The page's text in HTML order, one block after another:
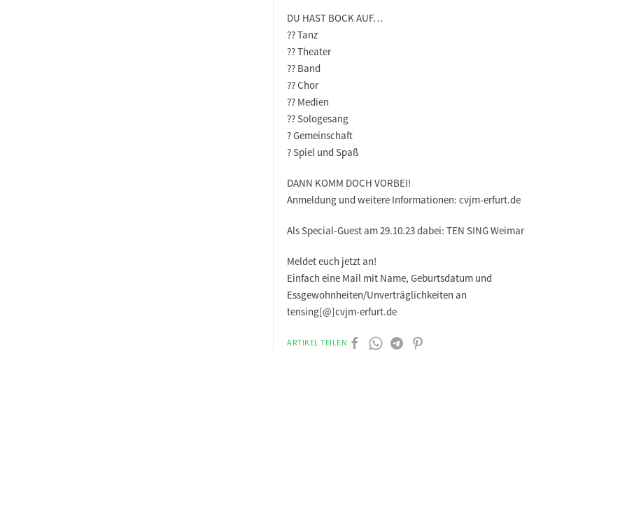
DU HAST BOCK AUF…
?? Tanz
?? Theater
?? Band
?? Chor
?? Medien
?? Sologesang
? Gemeinschaft
? Spiel und Spaß
DANN KOMM DOCH VORBEI!
Anmeldung und weitere Informationen: cvjm-erfurt.de
Als Special-Guest am 29.10.23 dabei: TEN SING Weimar
Meldet euch jetzt an!
Einfach eine Mail mit Name, Geburtsdatum und
Essgewohnheiten/Unverträglichkeiten an
tensing[@]cvjm-erfurt.de
ARTIKEL TEILEN